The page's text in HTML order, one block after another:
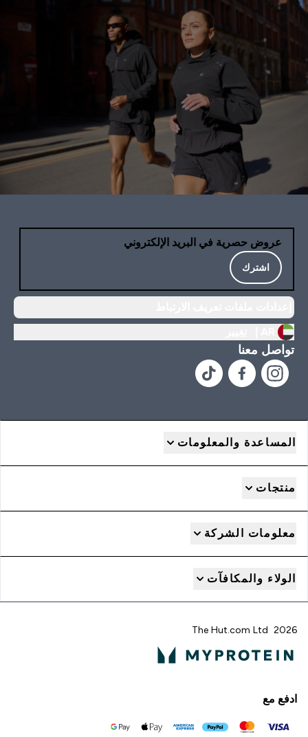
عروض حصرية في البريد الإلكتروني
اشترك
تواصل معنا
المساعدة والمعلومات
منتجات
معلومات الشركة
الولاء والمكافآت
2026 The Hut.com Ltd
ادفع مع